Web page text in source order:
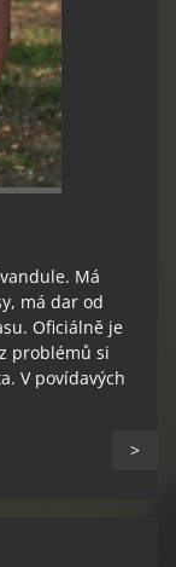
Má
má dar od
Oficiálně je
problémů si
V povídavých
>